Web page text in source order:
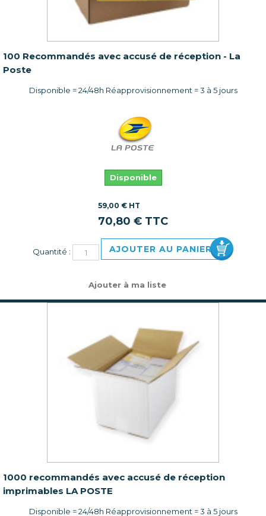
100 Recommandés avec accusé de réception - La
Poste
Disponible = 24/48h Réapprovisionnement = 3 à 5 jours
Disponible
59,00 € HT
70,80 € TTC
Quantité : AJOUTER AU PANIER
Ajouter à ma liste
1000 recommandés avec accusé de réception
imprimables LA POSTE
Disponible = 24/48h Réapprovisionnement = 3 à 5 jours